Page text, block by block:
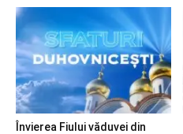
Învierea Fiului văduvei din